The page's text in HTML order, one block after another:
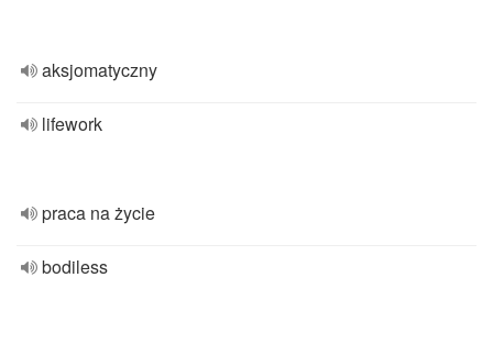
aksjomatyczny
lifework
praca na życie
bodiless